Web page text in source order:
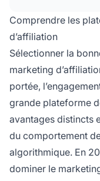
visuelles de
Facebook Live
communautaire
optimale
contenu et des
votre cible.
Comprendre les
d’affiliation
Sélectionner la
marketing
portée,
grande plateforme
avantages distincts
du comportement
algorithmique. En
dominer le